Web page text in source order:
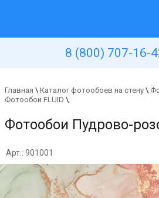
8 (800) 707-16-
Главная \ Каталог фотообоев на стену \
Фотообои FLUID \
Фотообои Пудрово-
Арт.: 901001